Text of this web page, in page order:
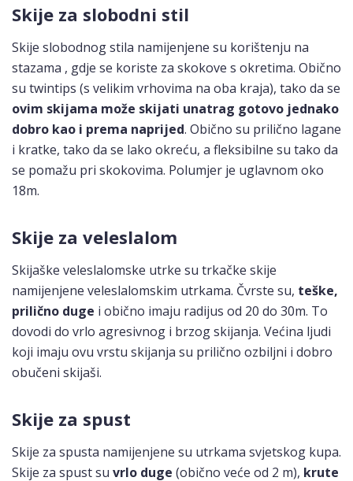
Skije za slobodni stil
Skije slobodnog stila namijenjene su korištenju na
stazama , gdje se koriste za skokove s okretima. Obično
su twintips (s velikim vrhovima na oba kraja), tako da se
ovim skijama može skijati unatrag gotovo jednako
dobro kao i prema naprijed. Obično su prilično lagane
i kratke, tako da se lako okreću, a fleksibilne su tako da
se pomažu pri skokovima. Polumjer je uglavnom oko
18m.
Skije za veleslalom
Skijaške veleslalomske utrke su trkačke skije
namijenjene veleslalomskim utrkama. Čvrste su, teške,
prilično duge i obično imaju radijus od 20 do 30m. To
dovodi do vrlo agresivnog i brzog skijanja. Većina ljudi
koji imaju ovu vrstu skijanja su prilično ozbiljni i dobro
obučeni skijaši.
Skije za spust
Skije za spusta namijenjene su utrkama svjetskog kupa.
Skije za spust su vrlo duge (obično veće od 2 m), krute